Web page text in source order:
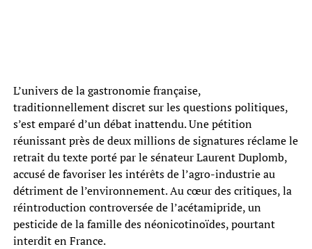
L’univers de la gastronomie française,
traditionnellement discret sur les questions politiques,
s’est emparé d’un débat inattendu. Une pétition
réunissant près de deux millions de signatures réclame le
retrait du texte porté par le sénateur Laurent Duplomb,
accusé de favoriser les intérêts de l’agro-industrie au
détriment de l’environnement. Au cœur des critiques, la
réintroduction controversée de l’acétamipride, un
pesticide de la famille des néonicotinoïdes, pourtant
interdit en France.